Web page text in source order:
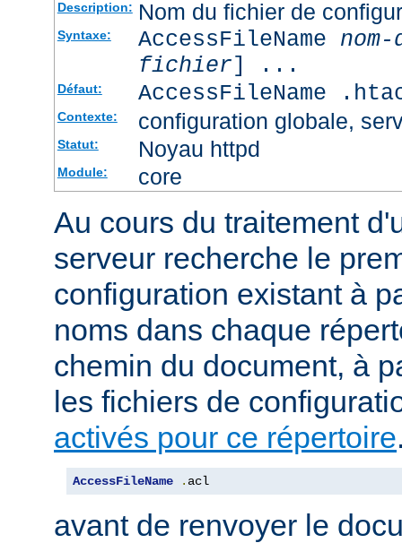
Description: Nom du fichier de
Syntaxe: AccessFileName
fichier] ...
Défaut: AccessFileName
Contexte: configuration globale,
Statut: Noyau httpd
Module: core
Au cours du traitement
serveur recherche le
configuration existant à
noms dans chaque
chemin du document, à
les fichiers de
activés pour ce répertoire
AccessFileName . acl
avant de renvoyer le